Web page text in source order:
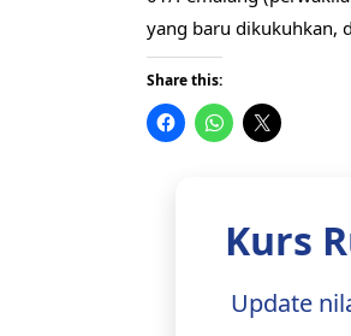
yang baru dikukuhkan,
Share this:
Kurs
Update